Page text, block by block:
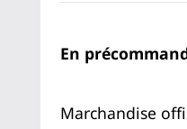
En
Marchandise